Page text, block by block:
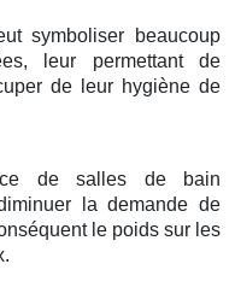
symboliser beaucoup
leur permettant de
de leur hygiène de
de salles de bain
la demande de
le poids sur les